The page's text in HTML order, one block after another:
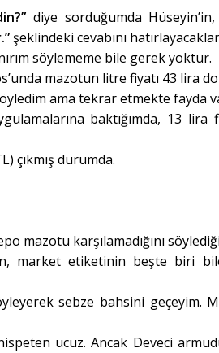
diye sorduğumda
şeklindeki cevabını
söylememe bile gerek yoktur.
mazotun litre fiyatı 43 lira
ama tekrar etmekte fayda
baktığımda, 13 lira
çıkmış durumda.
mazotu karşılamadığını
market etiketinin beşte biri bile
sebze bahsini geçeyim.
ucuz. Ancak Deveci